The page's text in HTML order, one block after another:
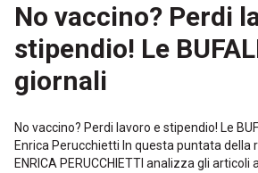
No vaccino? Perdi
stipendio! Le
giornali
No vaccino? Perdi lavoro e stipendio! Le
Enrica Perucchietti In questa puntata della
ENRICA PERUCCHIETTI analizza gli